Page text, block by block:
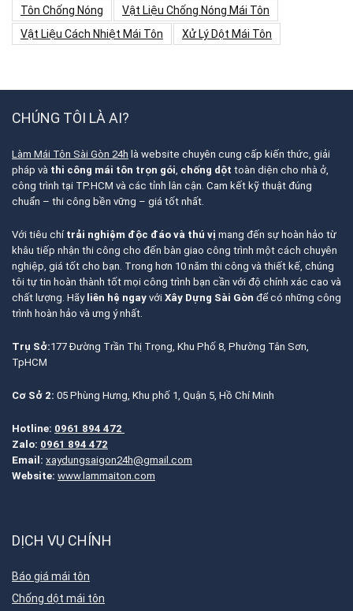
Tôn Chống Nóng
Vật Liệu Chống Nóng Mái Tôn
Vật Liệu Cách Nhiệt Mái Tôn
Xử Lý Dột Mái Tôn
CHÚNG TÔI LÀ AI?
Làm Mái Tôn Sài Gòn 24h là website chuyên cung cấp kiến thức, giải
pháp và thi công mái tôn trọn gói, chống dột toàn diện cho nhà ở,
công trình tại TP.HCM và các tỉnh lân cận. Cam kết kỹ thuật đúng
chuẩn – thi công bền vững – giá tốt nhất.
Với tiêu chí trải nghiệm độc đáo và thú vị mang đến sự hoàn hảo từ
khâu tiếp nhận thi công cho đến bàn giao công trình một cách chuyên
nghiệp, giá tốt cho bạn. Trong hơn 10 năm thi công và thiết kế, chúng
tôi tự tin hoàn thành tốt mọi công trình bạn cần với độ chính xác cao và
chất lượng. Hãy liên hệ ngay với Xây Dựng Sài Gòn để có những công
trình hoàn hảo và ưng ý nhất.
Trụ Sở:177 Đường Trần Thị Trọng, Khu Phố 8, Phường Tân Sơn,
TpHCM
Cơ Sở 2: 05 Phùng Hưng, Khu phố 1, Quận 5, Hồ Chí Minh
Hotline: 0961 894 472
Zalo: 0961 894 472
Email: xaydungsaigon24h@gmail.com
Website: www.lammaiton.com
DỊCH VỤ CHÍNH
Báo giá mái tôn
Chống dột mái tôn